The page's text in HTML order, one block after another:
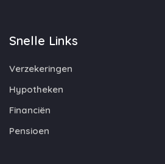
Snelle Links
Verzekeringen
Hypotheken
Financiën
Pensioen